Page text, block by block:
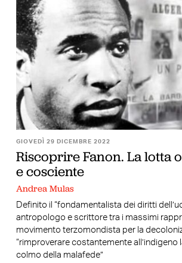
GIOVEDÌ 29 DICEMBRE 2022
Riscoprire Fanon. La lotta
e cosciente
Andrea Mulas
Definito il “fondamentalista dei diritti
antropologo e scrittore tra i massimi
movimento terzomondista per la
“rimproverare costantemente all’indigeno
colmo della malafede”